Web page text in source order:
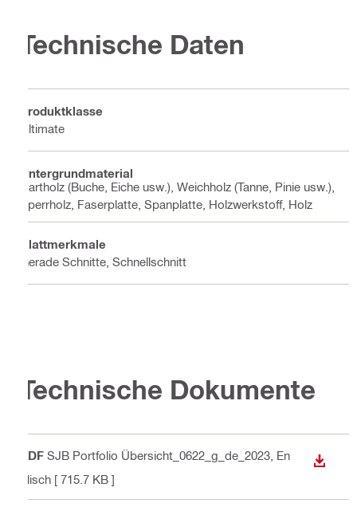
Technische Daten
Produktklasse
Ultimate
Untergrundmaterial
Hartholz (Buche, Eiche usw.), Weichholz (Tanne, Pinie usw.),
Sperrholz, Faserplatte, Spanplatte, Holzwerkstoff, Holz
Blattmerkmale
Gerade Schnitte, Schnellschnitt
Technische Dokumente
PDF SJB Portfolio Übersicht_0622_g_de_2023 , En
glisch [ 715.7 KB ]